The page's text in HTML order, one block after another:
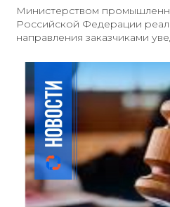
Министерством
Российской Федерации
направления заказчиками
подлежащей промышленной
соответствии с
Правительства Российской
осуществлении закупок
позициях 1&ndash;433
постановлению,
информационной системы
Данный сервис доступен по
и требует